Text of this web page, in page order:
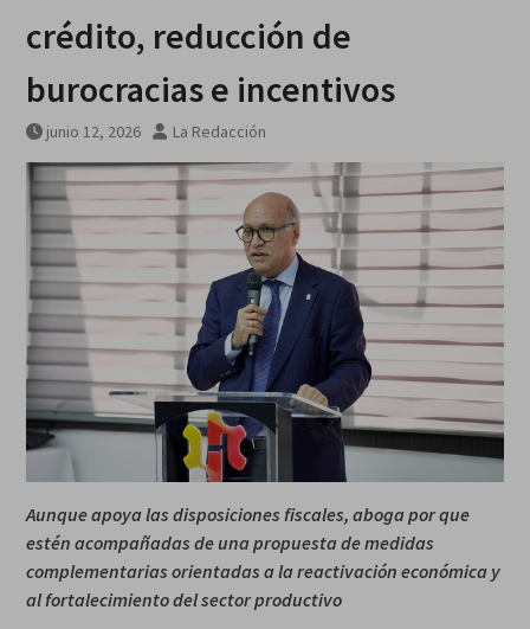
crédito, reducción de
burocracias e incentivos
junio 12, 2026 La Redacción
Aunque apoya las disposiciones fiscales, aboga por que
estén acompañadas de una propuesta de medidas
complementarias orientadas a la reactivación económica y
al fortalecimiento del sector productivo